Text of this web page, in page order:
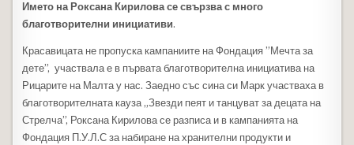
Името на Роксана Кирилова се свързва с много
благотворителни инициативи.
Красавицата не пропуска кампаниите на Фондация ”Мечта за
дете”, участвала е в първата благотворителна инициатива на
Рицарите на Малта у нас. Заедно със сина си Марк участваха в
благотворителната кауза „Звезди пеят и танцуват за децата на
Стрелча”, Роксана Кирилова се разписа и в кампанията на
Фондация П.У.Л.С за набиране на хранителни продукти и